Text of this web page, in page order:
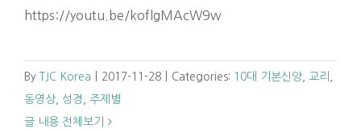
https://youtu.be/koflgMAcW9w
By TJC Korea 2017-11-28 Categories: 10대 기본신앙 교리
동영상 성경
주제별
글 내용 전체보기